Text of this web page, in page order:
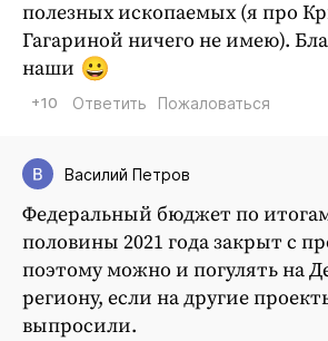
полезных ископаемых (я про
Гагариной ничего не имею).
наши
+10 Ответить Пожаловаться
Василий Петров
Федеральный бюджет по
половины 2021 года закрыт с
поэтому можно и погулять на
региону, если на другие
выпросили.